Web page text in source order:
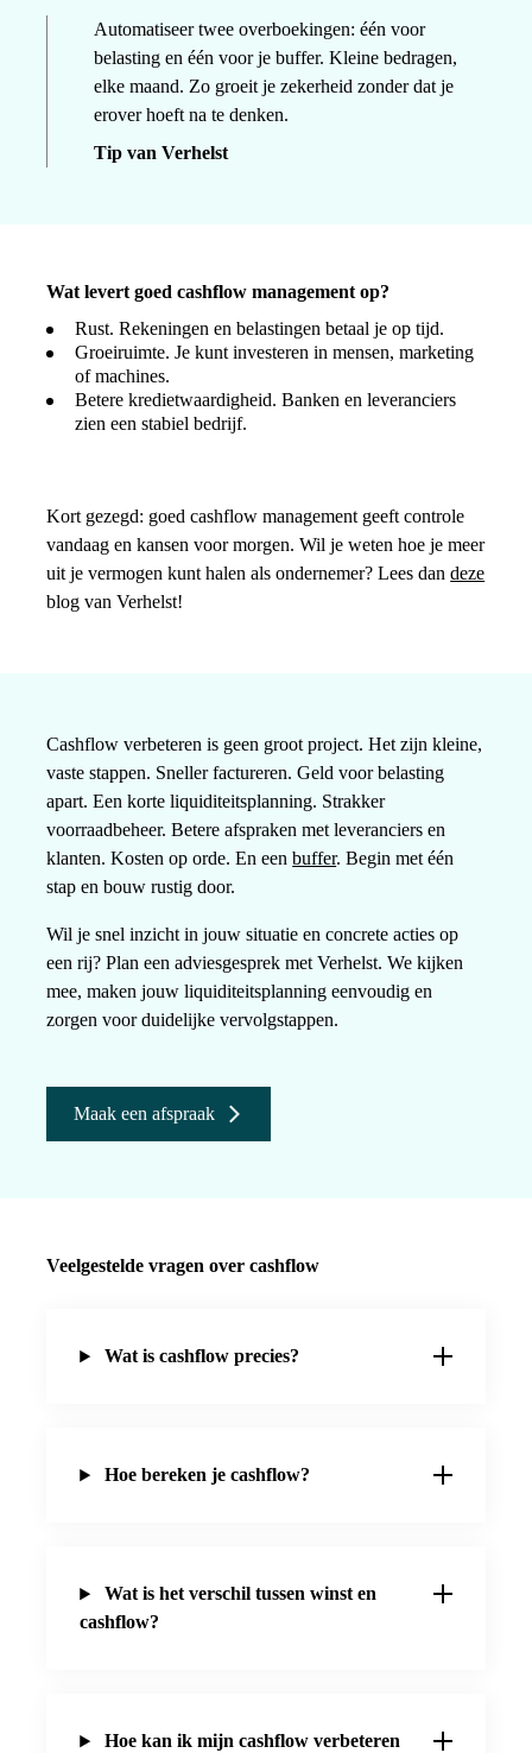
Automatiseer twee overboekingen: één voor
belasting en één voor je buffer. Kleine bedragen,
elke maand. Zo groeit je zekerheid zonder dat je
erover hoeft na te denken.
Tip van Verhelst
Wat levert goed cashflow management op?
Rust. Rekeningen en belastingen betaal je op tijd.
Groeiruimte. Je kunt investeren in mensen, marketing
of machines.
Betere kredietwaardigheid. Banken en leveranciers
zien een stabiel bedrijf.
Kort gezegd: goed cashflow management geeft controle
vandaag en kansen voor morgen. Wil je weten hoe je meer
uit je vermogen kunt halen als ondernemer? Lees dandeze
blog van Verhelst!
Cashflow verbeteren is geen groot project. Het zijn kleine,
vaste stappen. Sneller factureren. Geld voor belasting
apart. Een korte liquiditeitsplanning. Strakker
voorraadbeheer. Betere afspraken met leveranciers en
klanten. Kosten op orde. En eenbuffer. Begin met één
stap en bouw rustig door.
Wil je snel inzicht in jouw situatie en concrete acties op
een rij? Plan een adviesgesprek met Verhelst. We kijken
mee, maken jouw liquiditeitsplanning eenvoudig en
zorgen voor duidelijke vervolgstappen.
Maak een afspraak
Veelgestelde vragen over cashflow
Wat is cashflow precies?
Hoe bereken je cashflow?
Wat is het verschil tussen winst en
cashflow?
Hoe kan ik mijn cashflow verbeteren